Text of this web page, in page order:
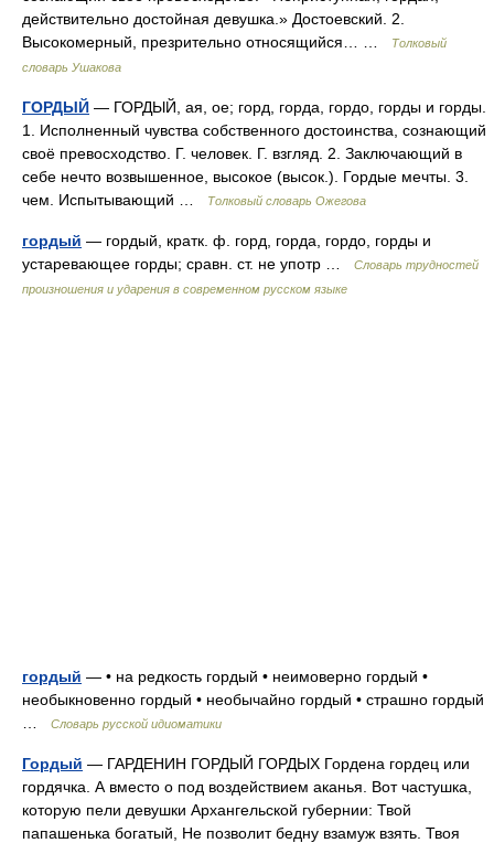
действительно достойная девушка.» Достоевский. 2.
Высокомерный, презрительно относящийся… …
Толковый
словарь Ушакова
ГОРДЫЙ — ГОРДЫЙ, ая, ое; горд, горда, гордо, горды и горды.
1. Исполненный чувства собственного достоинства, сознающий
своё превосходство. Г. человек. Г. взгляд. 2. Заключающий в
себе нечто возвышенное, высокое (высок.). Гордые мечты. 3.
чем. Испытывающий …
Толковый словарь Ожегова
гордый — гордый, кратк. ф. горд, горда, гордо, горды и
устаревающее горды; сравн. ст. не употр …
Словарь трудностей
произношения и ударения в современном русском языке
гордый — • на редкость гордый • неимоверно гордый •
необыкновенно гордый • необычайно гордый • страшно гордый
Словарь русской идиоматики
Гордый — ГАРДЕНИН ГОРДЫЙ ГОРДЫХ Гордена гордец или
гордячка. А вместо о под воздействием аканья. Вот частушка,
которую пели девушки Архангельской губернии: Твой
папашенька богатый, Не позволит бедну взамуж взять. Твоя